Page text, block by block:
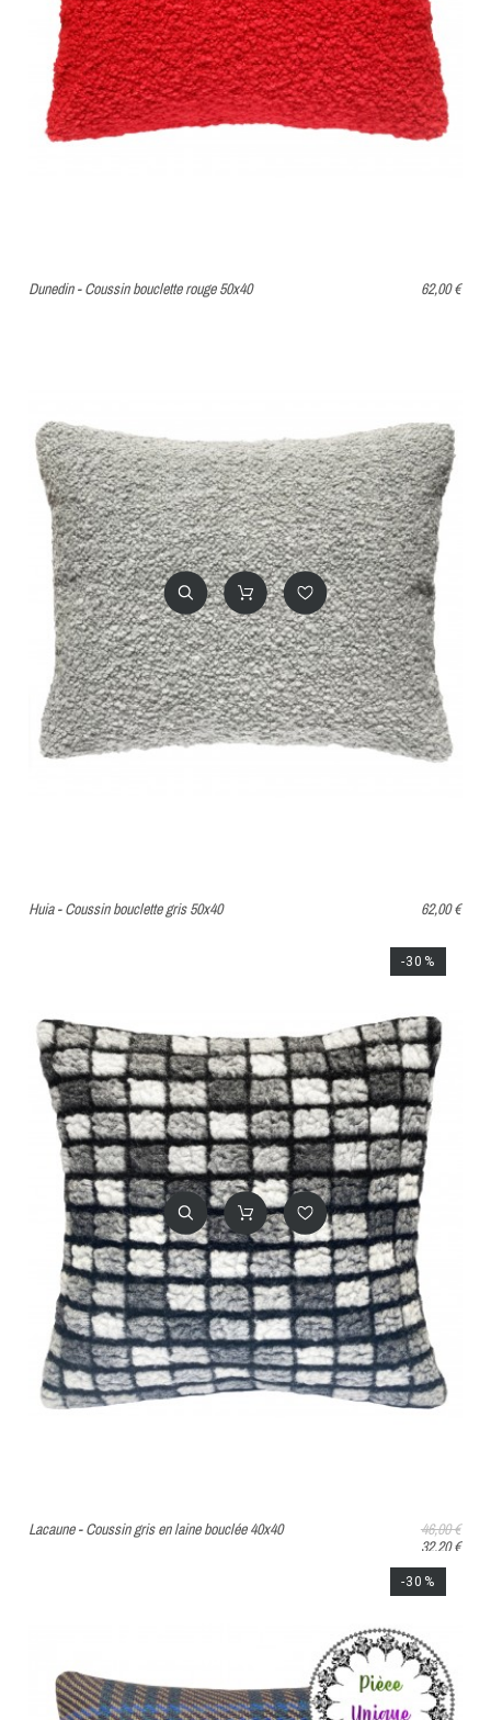
Dunedin - Coussin bouclette rouge 50x40 62,00 €
Huia - Coussin bouclette gris 50x40 62,00 €
Lacaune - Coussin gris en laine bouclée 40x40
46,00 €
32,20 €
-30%
-30%